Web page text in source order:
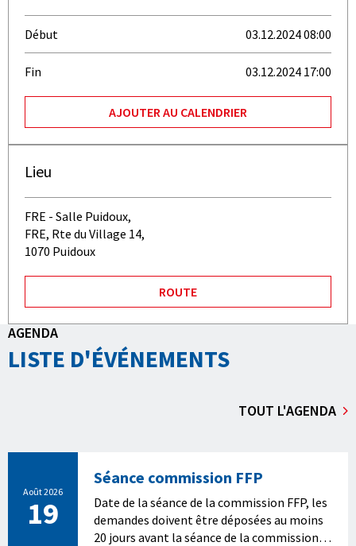
Début 03.12.2024 08:00
Fin 03.12.2024 17:00
AJOUTER AU CALENDRIER
Lieu
FRE - Salle Puidoux,
FRE, Rte du Village 14,
1070 Puidoux
ROUTE
AGENDA
LISTE D'ÉVÉNEMENTS
TOUT L'AGENDA
Août 2026
19
Séance commission FFP
Date de la séance de la commission FFP, les
demandes doivent être déposées au moins
20 jours avant la séance de la commission